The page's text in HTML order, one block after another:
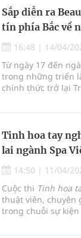
Sắp diễn ra
tín phía Bắc về
16:48 | 14/04/
Từ ngày 17 đến
trong những triển
chính thức trở lại
Tinh hoa tay
lai ngành Spa
14:50 | 11/04/
Cuộc thi Tinh hoa
thuật viên, chuyên
trong chuỗi sự